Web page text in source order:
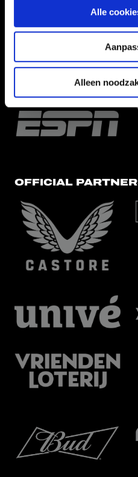
Alle
Alleen
HOOFDSPONSOR
OFFICIAL